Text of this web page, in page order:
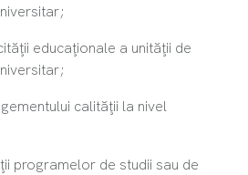
educaţionale a unităţii de
calităţii la nivel
programelor de studii sau de